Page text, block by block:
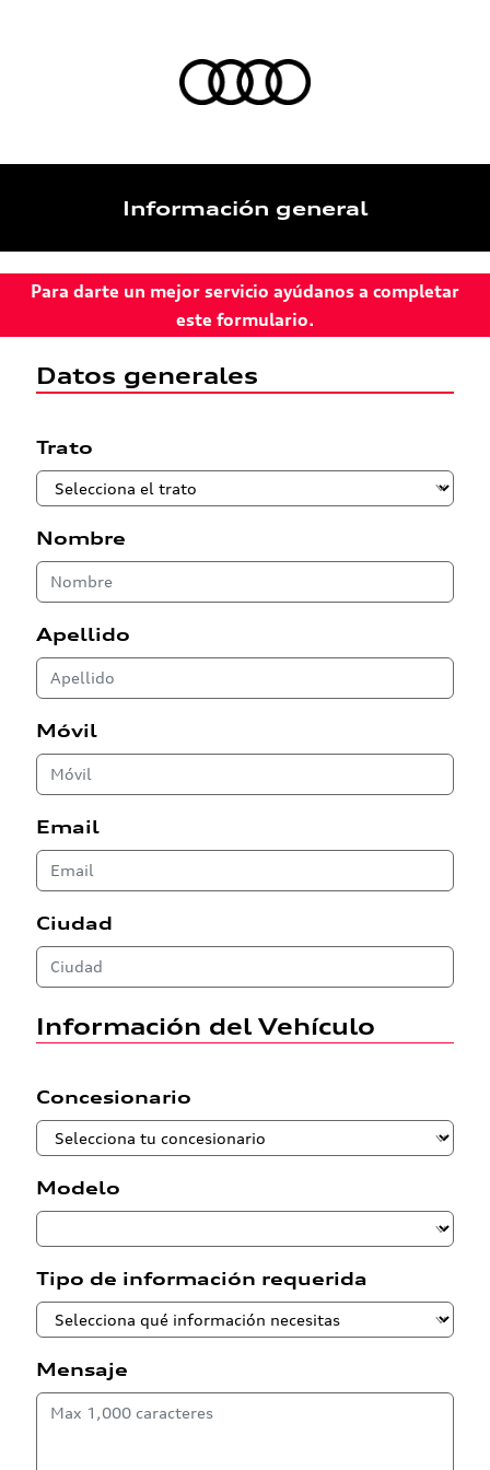
Información general
Para darte un mejor servicio ayúdanos a completar
este formulario.
Datos generales
Trato
Nombre
Apellido
Móvil
Email
Ciudad
Información del Vehículo
Concesionario
Modelo
Tipo de información requerida
Mensaje